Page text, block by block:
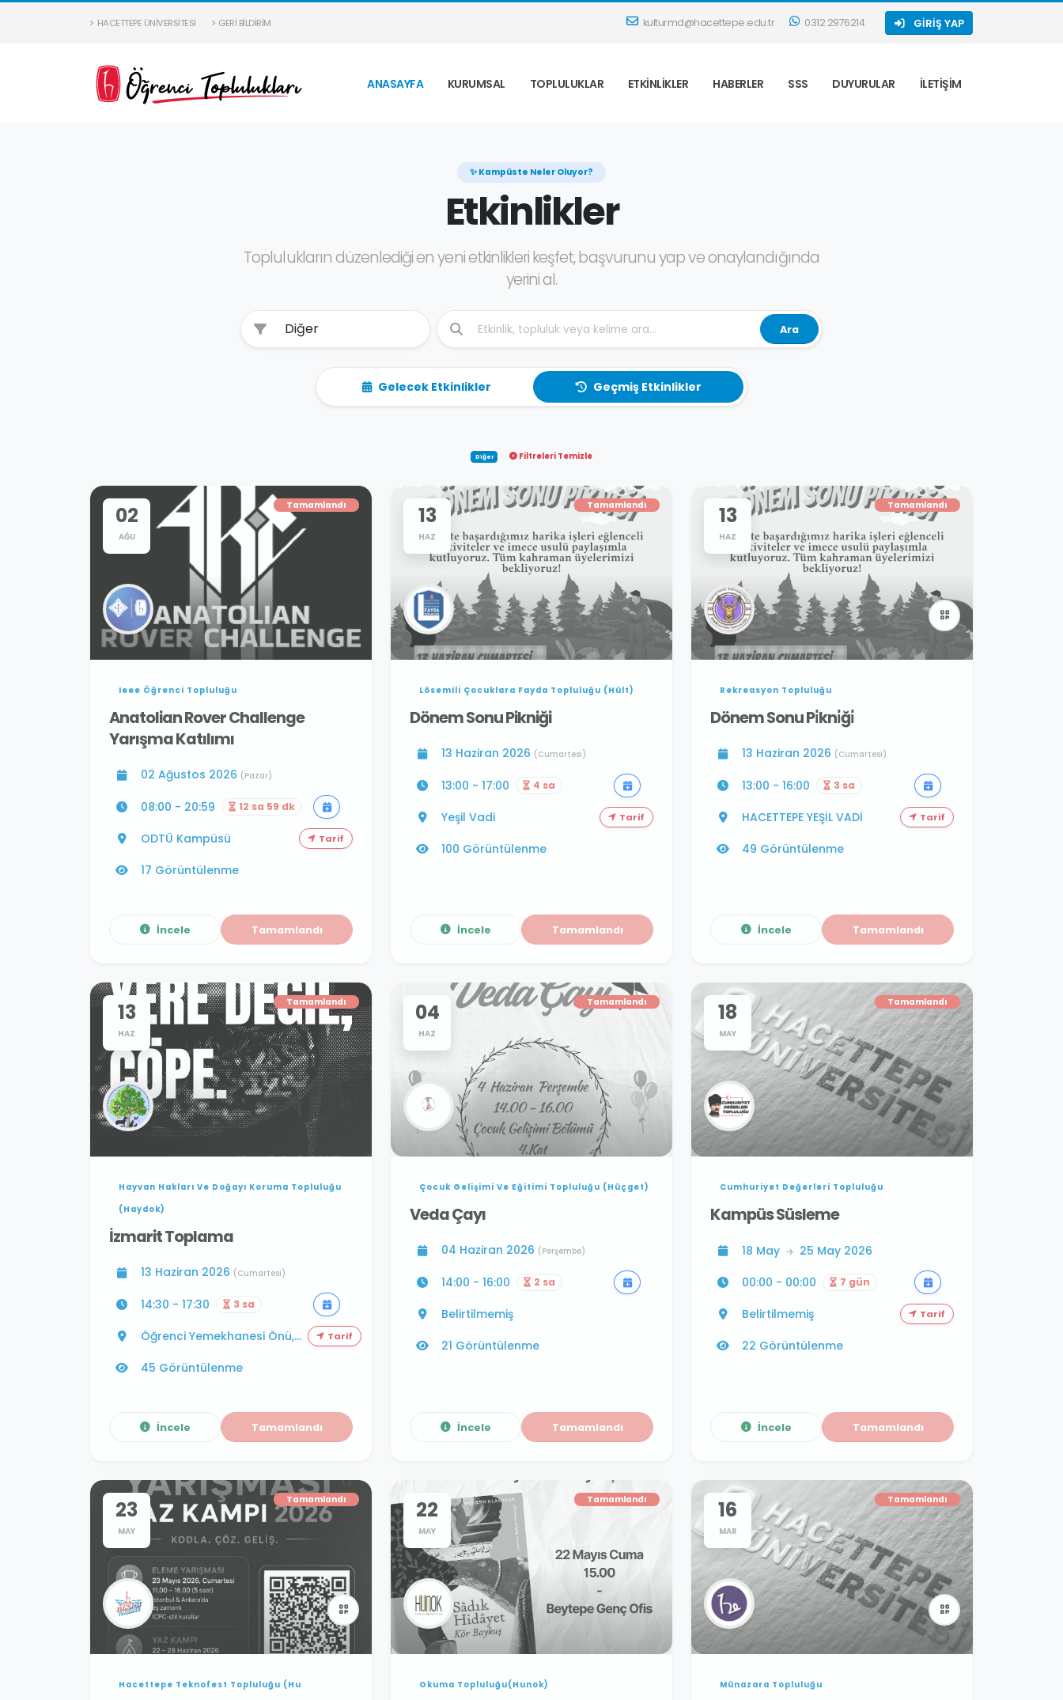
HACETTEPE ÜNIVERSITESI GERI BILDIRIM kulturmd@hacettepe.edu.tr 0312 2976214 GIRIŞ YAP
ANASAYFA KURUMSAL TOPLULUKLAR ETKINLIKLER HABERLER SSS DUYURULAR İLETIŞIM
✨ Kampüste Neler Oluyor?
Etkinlikler
Toplulukların düzenlediği en yeni etkinlikleri keşfet, başvurunu yap ve onaylandığında
yerini al.
Ara
Gelecek Etkinlikler Geçmiş Etkinlikler
Diğer Filtreleri Temizle
02
AĞU
Tamamlandı
Ieee Öğrenci Topluluğu
Anatolian Rover Challenge
Yarışma Katılımı
02 Ağustos 2026 (Pazar)
08:00 - 20:59 12 sa 59 dk
ODTÜ Kampüsü Tarif
17 Görüntülenme
İncele Tamamlandı
13
HAZ
Tamamlandı
Lösemili Çocuklara Fayda Topluluğu (Hült)
Dönem Sonu Pikniği
13 Haziran 2026 (Cumartesi)
13:00 - 17:00 4 sa
Yeşil Vadi Tarif
100 Görüntülenme
İncele Tamamlandı
13
HAZ
Tamamlandı
Rekreasyon Topluluğu
Dönem Sonu Pi̇kni̇ği̇
13 Haziran 2026 (Cumartesi)
13:00 - 16:00 3 sa
HACETTEPE YEŞİL VADİ Tarif
49 Görüntülenme
İncele Tamamlandı
13
HAZ
Tamamlandı
Hayvan Hakları Ve Doğayı Koruma Topluluğu
(Haydok)
İzmarit Toplama
13 Haziran 2026 (Cumartesi)
14:30 - 17:30 3 sa
Öğrenci Yemekhanesi Önü,... Tarif
45 Görüntülenme
İncele Tamamlandı
04
HAZ
Tamamlandı
Çocuk Gelişimi Ve Eğitimi Topluluğu (Hüçget)
Veda Çayı
04 Haziran 2026 (Perşembe)
14:00 - 16:00 2 sa
Belirtilmemiş
21 Görüntülenme
İncele Tamamlandı
18
MAY
Tamamlandı
Cumhuriyet Değerleri Topluluğu
Kampüs Süsleme
18 May
25 May 2026
00:00 - 00:00
7 gün
Belirtilmemiş Tarif
22 Görüntülenme
İncele Tamamlandı
23
MAY
Tamamlandı
Hacettepe Teknofest Topluluğu (Hu
22
MAY
Tamamlandı
Okuma Topluluğu(Hunok)
16
MAR
Tamamlandı
Münazara Topluluğu